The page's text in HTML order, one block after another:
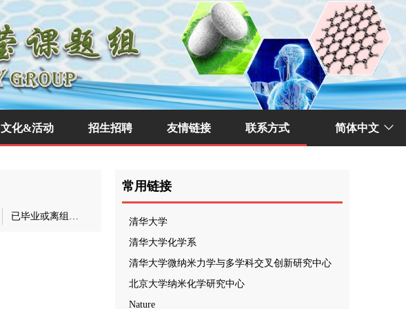
文化&活动 招生招聘 友情链接 联系方式 ꀅ
简体中文
常用链接
清华大学
清华大学化学系
清华大学微纳米力学与多学科交叉创新研究中心
北京大学纳米化学研究中心
Nature
已毕业或离组人员